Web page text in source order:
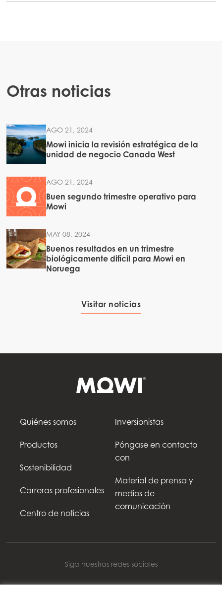
Otras noticias
AGO 21, 2024
Mowi inicia la revisión estratégica de la
unidad de negocio Canada West
AGO 21, 2024
Buen segundo trimestre operativo para
Mowi
MAY 08, 2024
Buenos resultados en un trimestre
biológicamente difícil para Mowi en
Noruega
Visitar noticias
Quiénes somos
Productos
Sostenibilidad
Carreras profesionales
Centro de noticias
Inversionistas
Póngase en contacto
con
Material de prensa y
medios de
comunicación
Siga nuestras redes sociales